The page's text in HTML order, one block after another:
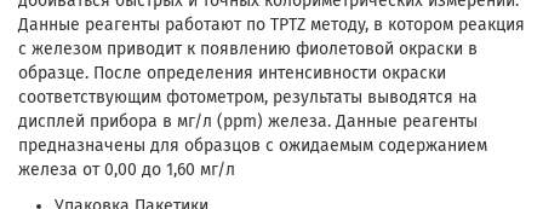
Данные реагенты работают по TPTZ методу, в котором реакция
с железом приводит к появлению фиолетовой окраски в
образце. После определения интенсивности окраски
соответствующим фотометром, результаты выводятся на
дисплей прибора в мг/л (ppm) железа. Данные реагенты
предназначены для образцов с ожидаемым содержанием
железа от 0,00 до 1,60 мг/л